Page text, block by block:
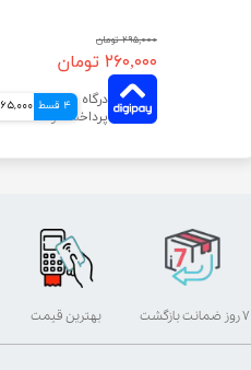
۲۹۵,۰۰۰ تومان
۲۶۰,۰۰۰ تومان
4 قسط 65,000 تومانی
بهترین قیمت ۷ روز ضمانت بازگشت